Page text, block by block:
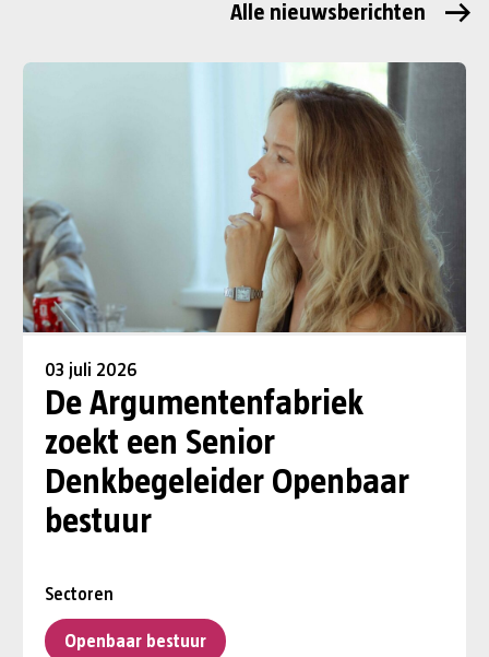
Alle nieuwsberichten
03 juli 2026
De Argumentenfabriek
zoekt een Senior
Denkbegeleider Openbaar
bestuur
Sectoren
Openbaar bestuur